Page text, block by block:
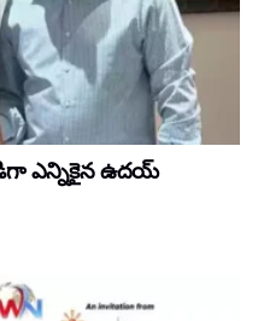
ఎన్నికైన ఉదయ్